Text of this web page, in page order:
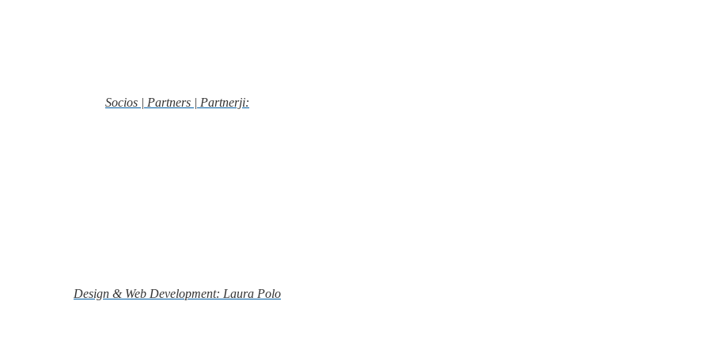
Socios | Partners | Partnerji:
Design & Web Development: Laura Polo